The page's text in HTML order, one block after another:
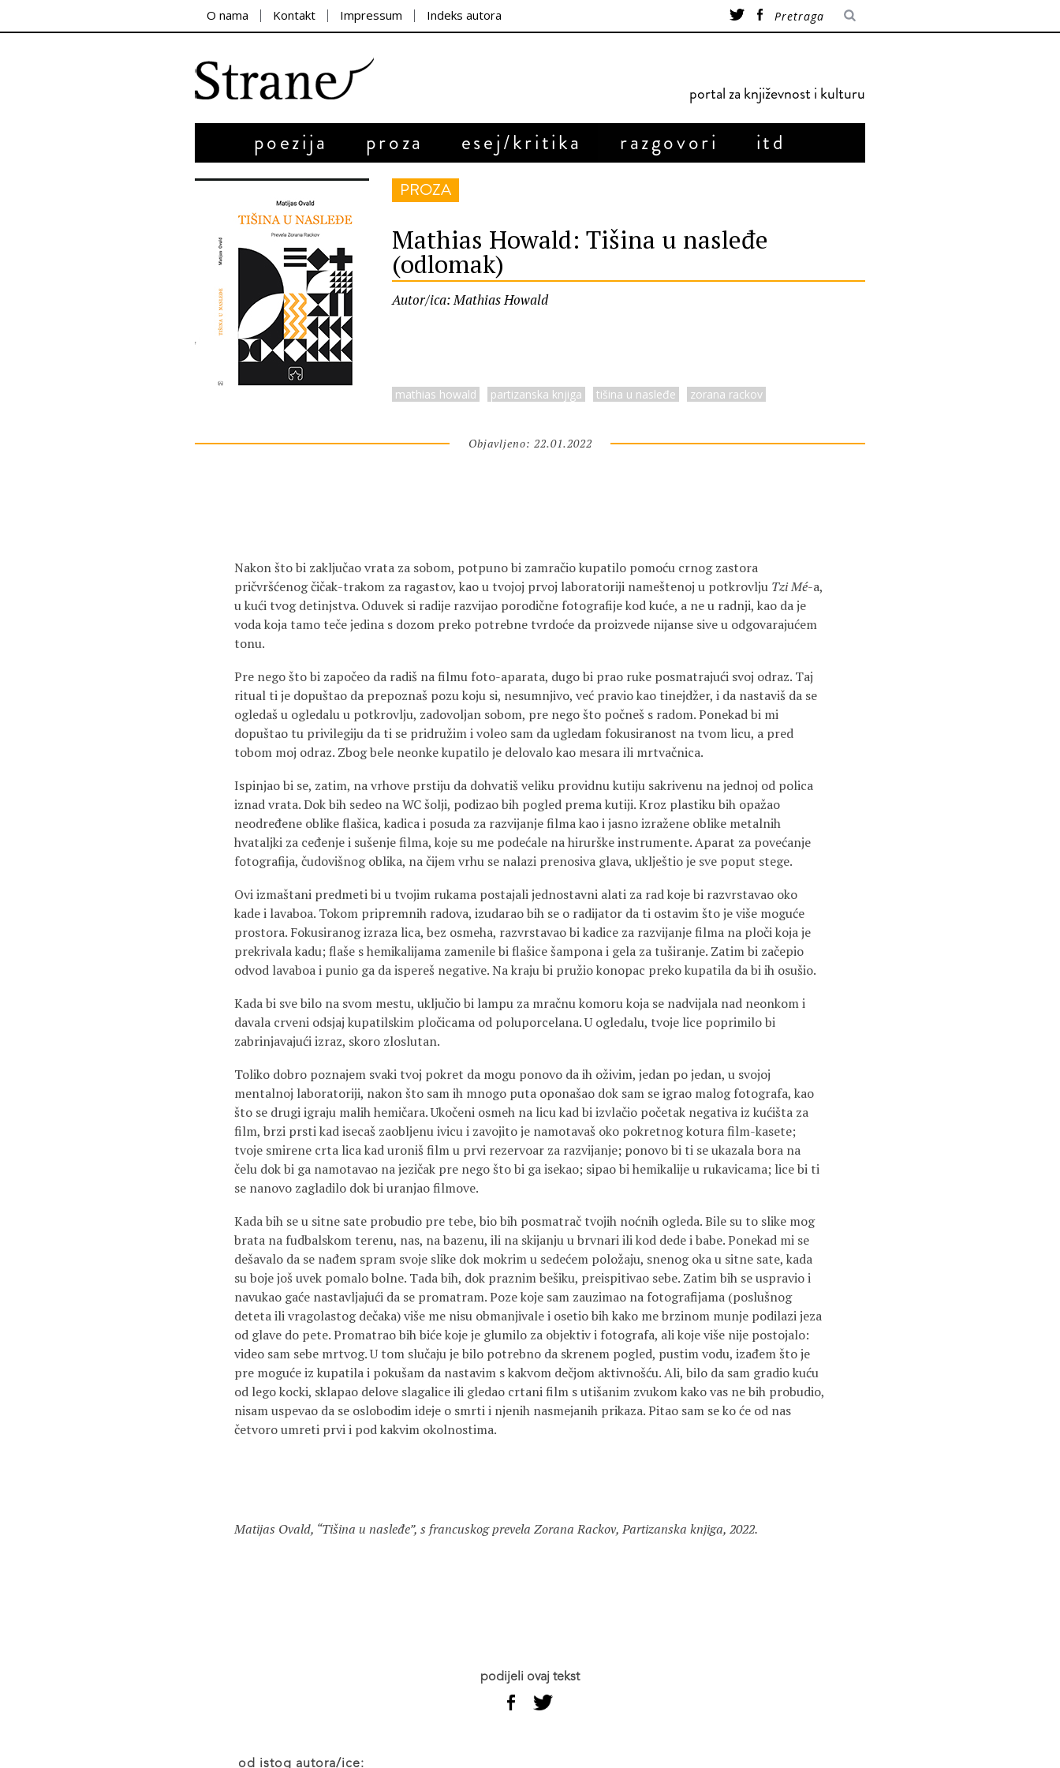
O nama Kontakt Impressum Indeks autora
portal za književnost i kulturu
poezija proza esej/kritika razgovori itd
PROZA
Mathias Howald: Tišina u nasleđe
(odlomak)
Autor/ica: Mathias Howald
mathias howald partizanska knjiga tišina u nasleđe zorana rackov
Objavljeno: 22.01.2022
Nakon što bi zaključao vrata za sobom, potpuno bi zamračio kupatilo pomoću crnog zastora
pričvršćenog čičak-trakom za ragastov, kao u tvojoj prvoj laboratoriji nameštenoj u potkrovlju Tzi Mé-a,
u kući tvog detinjstva. Oduvek si radije razvijao porodične fotografije kod kuće, a ne u radnji, kao da je
voda koja tamo teče jedina s dozom preko potrebne tvrdoće da proizvede nijanse sive u odgovarajućem
tonu.
Pre nego što bi započeo da radiš na filmu foto-aparata, dugo bi prao ruke posmatrajući svoj odraz. Taj
ritual ti je dopuštao da prepoznaš pozu koju si, nesumnjivo, već pravio kao tinejdžer, i da nastaviš da se
ogledaš u ogledalu u potkrovlju, zadovoljan sobom, pre nego što počneš s radom. Ponekad bi mi
dopuštao tu privilegiju da ti se pridružim i voleo sam da ugledam fokusiranost na tvom licu, a pred
tobom moj odraz. Zbog bele neonke kupatilo je delovalo kao mesara ili mrtvačnica.
Ispinjao bi se, zatim, na vrhove prstiju da dohvatiš veliku providnu kutiju sakrivenu na jednoj od polica
iznad vrata. Dok bih sedeo na WC šolji, podizao bih pogled prema kutiji. Kroz plastiku bih opažao
neodređene oblike flašica, kadica i posuda za razvijanje filma kao i jasno izražene oblike metalnih
hvataljki za ceđenje i sušenje filma, koje su me podećale na hirurške instrumente. Aparat za povećanje
fotografija, čudovišnog oblika, na čijem vrhu se nalazi prenosiva glava, uklještio je sve poput stege.
Ovi izmaštani predmeti bi u tvojim rukama postajali jednostavni alati za rad koje bi razvrstavao oko
kade i lavaboa. Tokom pripremnih radova, izudarao bih se o radijator da ti ostavim što je više moguće
prostora. Fokusiranog izraza lica, bez osmeha, razvrstavao bi kadice za razvijanje filma na ploči koja je
prekrivala kadu; flaše s hemikalijama zamenile bi flašice šampona i gela za tuširanje. Zatim bi začepio
odvod lavaboa i punio ga da ispereš negative. Na kraju bi pružio konopac preko kupatila da bi ih osušio.
Kada bi sve bilo na svom mestu, uključio bi lampu za mračnu komoru koja se nadvijala nad neonkom i
davala crveni odsjaj kupatilskim pločicama od poluporcelana. U ogledalu, tvoje lice poprimilo bi
zabrinjavajući izraz, skoro zloslutan.
Toliko dobro poznajem svaki tvoj pokret da mogu ponovo da ih oživim, jedan po jedan, u svojoj
mentalnoj laboratoriji, nakon što sam ih mnogo puta oponašao dok sam se igrao malog fotografa, kao
što se drugi igraju malih hemičara. Ukočeni osmeh na licu kad bi izvlačio početak negativa iz kućišta za
film, brzi prsti kad isecaš zaobljenu ivicu i zavojito je namotavaš oko pokretnog kotura film-kasete;
tvoje smirene crta lica kad uroniš film u prvi rezervoar za razvijanje; ponovo bi ti se ukazala bora na
čelu dok bi ga namotavao na jezičak pre nego što bi ga isekao; sipao bi hemikalije u rukavicama; lice bi ti
se nanovo zagladilo dok bi uranjao filmove.
Kada bih se u sitne sate probudio pre tebe, bio bih posmatrač tvojih noćnih ogleda. Bile su to slike mog
brata na fudbalskom terenu, nas, na bazenu, ili na skijanju u brvnari ili kod dede i babe. Ponekad mi se
dešavalo da se nađem spram svoje slike dok mokrim u sedećem položaju, snenog oka u sitne sate, kada
su boje još uvek pomalo bolne. Tada bih, dok praznim bešiku, preispitivao sebe. Zatim bih se uspravio i
navukao gaće nastavljajući da se promatram. Poze koje sam zauzimao na fotografijama (poslušnog
deteta ili vragolastog dečaka) više me nisu obmanjivale i osetio bih kako me brzinom munje podilazi jeza
od glave do pete. Promatrao bih biće koje je glumilo za objektiv i fotografa, ali koje više nije postojalo:
video sam sebe mrtvog. U tom slučaju je bilo potrebno da skrenem pogled, pustim vodu, izađem što je
pre moguće iz kupatila i pokušam da nastavim s kakvom dečjom aktivnošću. Ali, bilo da sam gradio kuću
od lego kocki, sklapao delove slagalice ili gledao crtani film s utišanim zvukom kako vas ne bih probudio,
nisam uspevao da se oslobodim ideje o smrti i njenih nasmejanih prikaza. Pitao sam se ko će od nas
četvoro umreti prvi i pod kakvim okolnostima.
Matijas Ovald, “Tišina u nasleđe”, s francuskog prevela Zorana Rackov, Partizanska knjiga, 2022.
podijeli ovaj tekst
od istog autora/ice: